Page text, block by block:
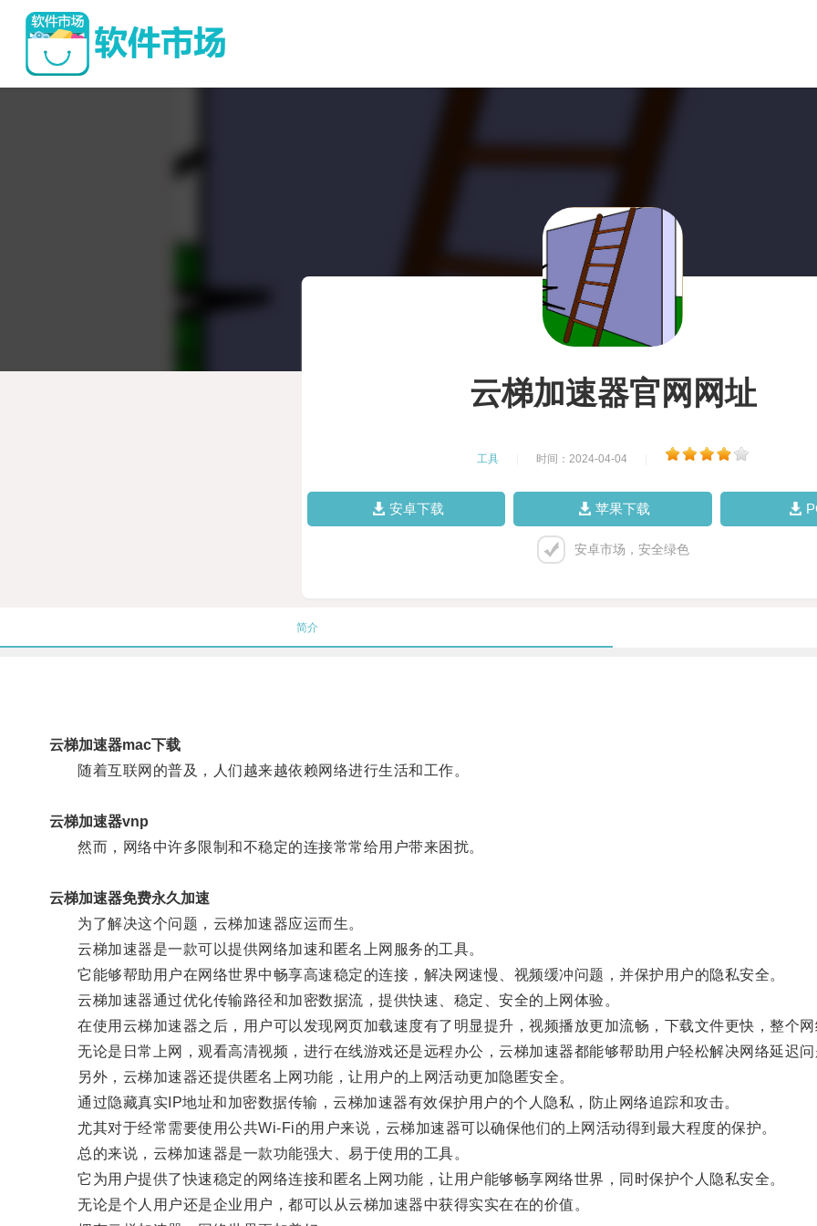
云梯加速器官网网址
工具 时间：2024-04-04
安卓下载 苹果下载
安卓市场，安全绿色
简介
云梯加速器mac下载
随着互联网的普及，人们越来越依赖网络进行生活和工作。
云梯加速器vnp
然而，网络中许多限制和不稳定的连接常常给用户带来困扰。
云梯加速器免费永久加速
为了解决这个问题，云梯加速器应运而生。
云梯加速器是一款可以提供网络加速和匿名上网服务的工具。
它能够帮助用户在网络世界中畅享高速稳定的连接，解决网速慢、视频缓冲问题，并保护用户的隐私安全。
云梯加速器通过优化传输路径和加密数据流，提供快速、稳定、安全的上网体验。
在使用云梯加速器之后，用户可以发现网页加载速度有了明显提升，视频播放更加流畅，下载文件更快，整个网
无论是日常上网，观看高清视频，进行在线游戏还是远程办公，云梯加速器都能够帮助用户轻松解决网络延迟问
另外，云梯加速器还提供匿名上网功能，让用户的上网活动更加隐匿安全。
通过隐藏真实IP地址和加密数据传输，云梯加速器有效保护用户的个人隐私，防止网络追踪和攻击。
尤其对于经常需要使用公共Wi-Fi的用户来说，云梯加速器可以确保他们的上网活动得到最大程度的保护。
总的来说，云梯加速器是一款功能强大、易于使用的工具。
它为用户提供了快速稳定的网络连接和匿名上网功能，让用户能够畅享网络世界，同时保护个人隐私安全。
无论是个人用户还是企业用户，都可以从云梯加速器中获得实实在在的价值。